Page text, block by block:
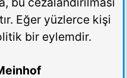
Eğer yüzlerce kişi
bir eylemdir.